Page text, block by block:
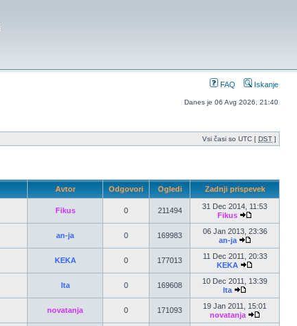
FAQ Iskanje
Danes je 06 Avg 2026, 21:40
Vsi časi so UTC [ DST ]
Avtor Odgovori Ogledi Zadnji prispevek
Fikus 0 211494
31 Dec 2014, 11:53
Fikus
an-ja 0 169983
06 Jan 2013, 23:36
an-ja
KEKA 0 177013
11 Dec 2011, 20:33
KEKA
Ita 0 169608
10 Dec 2011, 13:39
Ita
novatanja 0 171093
19 Jan 2011, 15:01
novatanja